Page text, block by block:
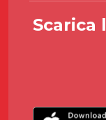
Scarica